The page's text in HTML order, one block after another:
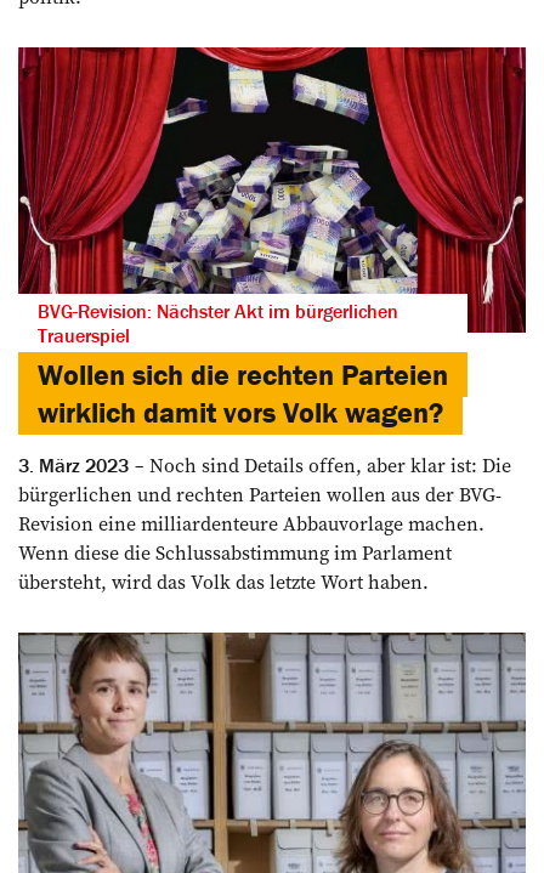
BVG-Revision: Nächster Akt im bürgerlichen
Trauerspiel
Wollen sich die rechten Parteien
wirklich damit vors Volk wagen?
3. März 2023
Noch sind Details offen, aber klar ist: Die
bürgerlichen und rechten Parteien wollen aus der BVG-
Revision eine milliardenteure Abbauvorlage machen.
Wenn diese die Schlussabstimmung im Parlament
übersteht, wird das Volk das letzte Wort haben.